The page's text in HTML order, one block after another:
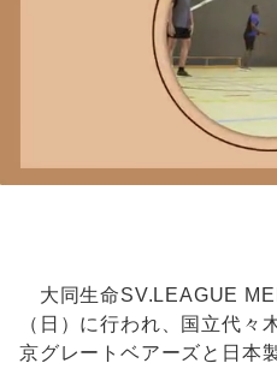
大同生命SV.LEAGUE
（日）に行われ、国立代々
京グレートベアーズと日本